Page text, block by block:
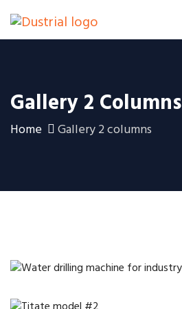
Gallery 2 Columns
Home Gallery 2 columns